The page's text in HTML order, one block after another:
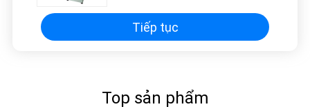
Tiếp tục
Top sản phẩm